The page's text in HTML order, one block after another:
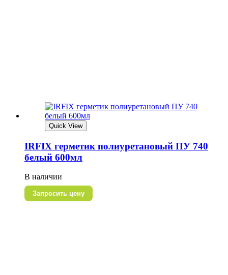
Quick View
IRFIX герметик полиуретановый ПУ 740
белый 600мл
В наличии
Запросить цену